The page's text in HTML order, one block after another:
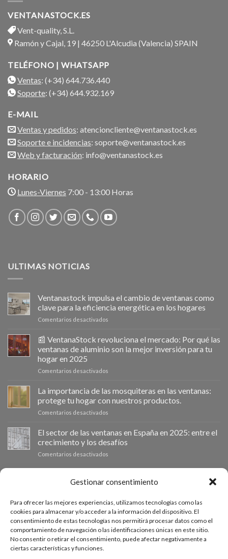
Gestionar consentimiento
Para ofrecer las mejores experiencias, utilizamos tecnologías como las
cookies para almacenar y/o acceder a la información del dispositivo. El
consentimiento de estas tecnologías nos permitirá procesar datos como el
comportamiento de navegación o las identificaciones únicas en este sitio.
No consentir o retirar el consentimiento, puede afectar negativamente a
ciertas características y funciones.
VENTANASTOCK.ES
Vent-quality, S.L.
Ramón y Cajal, 19 | 46250 L'Alcudia (Valencia) SPAIN
TELÉFONO | WHATSAPP
Ventas: (+34) 644.736.440
Soporte: (+34) 644.932.169
E-MAIL
Ventas y pedidos: atencioncliente@ventanastock.es
Soporte e incidencias: soporte@ventanastock.es
Web y facturación: info@ventanastock.es
HORARIO
Lunes-Viernes 7:00 - 13:00 Horas
ULTIMAS NOTICIAS
Ventanastock impulsa el cambio de ventanas como
clave para la eficiencia energética en los hogares
Comentarios desactivados
impulsa
el
cambio
la
en
los
📰 VentanaStock revoluciona el mercado: Por qué las
ventanas de aluminio son la mejor inversión para tu
hogar en 2025
Comentarios desactivados
VentanaStock
revoluciona
el
qué
las
la
inversión
para
hogar
en
2025
La importancia de las mosquiteras en las ventanas:
protege tu hogar con nuestros productos.
Comentarios desactivados
importancia
de
las
ventanas:
hogar
con
nuestros
productos.
El sector de las ventanas en España en 2025: entre el
crecimiento y los desafíos
Comentarios desactivados
de
en
España
en
2025:
entre
PRESUPUESTO A MEDIDA
Si necesitas ventanas de otras medidas puedes solicitar un
presupuesto a medida desde nuestro formulario de solicitud
de presupuesto.